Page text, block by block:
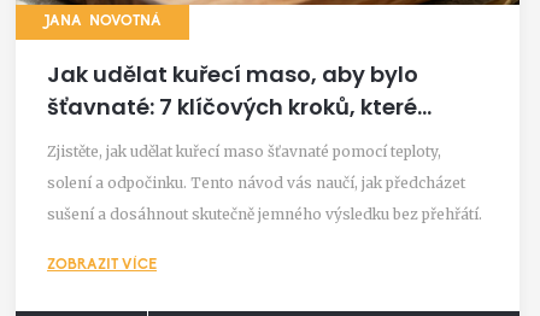
JANA NOVOTNÁ
Jak udělat kuřecí maso, aby bylo
šťavnaté: 7 klíčových kroků, které
zaručí výsledek
Zjistěte, jak udělat kuřecí maso šťavnaté pomocí teploty,
solení a odpočinku. Tento návod vás naučí, jak předcházet
sušení a dosáhnout skutečně jemného výsledku bez přehřátí.
ZOBRAZIT VÍCE